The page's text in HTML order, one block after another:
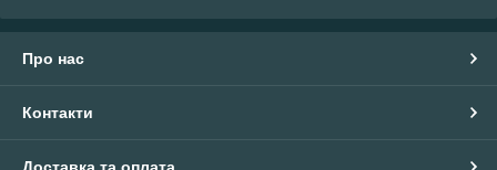
Про нас
Контакти